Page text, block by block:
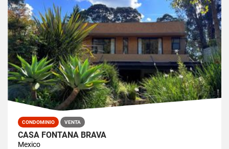
CONDOMINIO VENTA
CASA FONTANA BRAVA
Mexico